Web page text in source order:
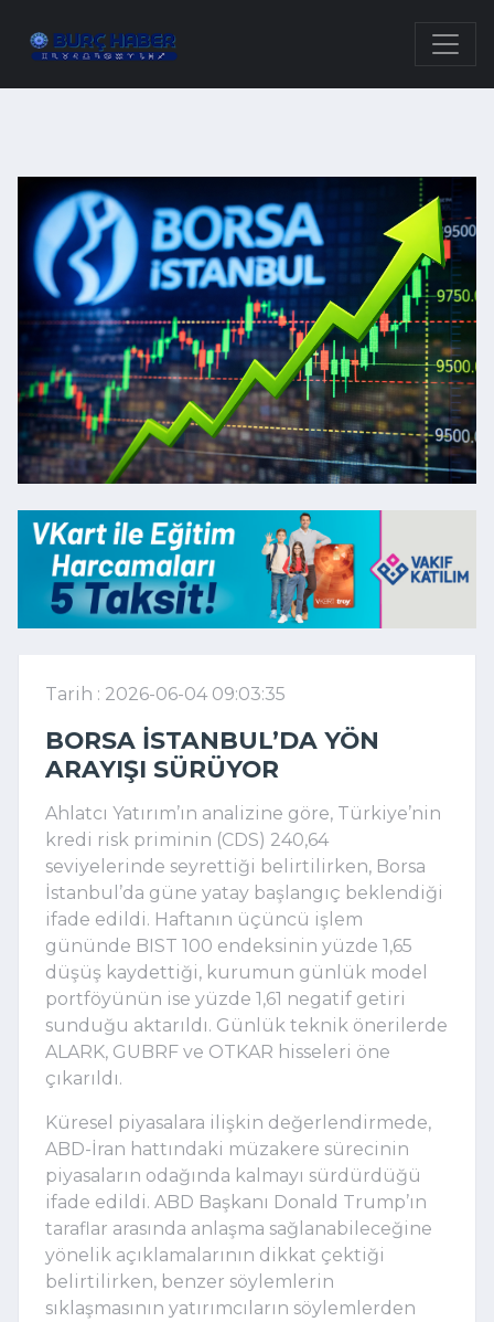
Tarih : 2026-06-04 09:03:35
BORSA İSTANBUL’DA YÖN
ARAYIŞI SÜRÜYOR
Ahlatcı Yatırım’ın analizine göre, Türkiye’nin
kredi risk priminin (CDS) 240,64
seviyelerinde seyrettiği belirtilirken, Borsa
İstanbul’da güne yatay başlangıç beklendiği
ifade edildi. Haftanın üçüncü işlem
gününde BIST 100 endeksinin yüzde 1,65
düşüş kaydettiği, kurumun günlük model
portföyünün ise yüzde 1,61 negatif getiri
sunduğu aktarıldı. Günlük teknik önerilerde
ALARK, GUBRF ve OTKAR hisseleri öne
çıkarıldı.
Küresel piyasalara ilişkin değerlendirmede,
ABD-İran hattındaki müzakere sürecinin
piyasaların odağında kalmayı sürdürdüğü
ifade edildi. ABD Başkanı Donald Trump’ın
taraflar arasında anlaşma sağlanabileceğine
yönelik açıklamalarının dikkat çektiği
belirtilirken, benzer söylemlerin
sıklaşmasının yatırımcıların söylemlerden